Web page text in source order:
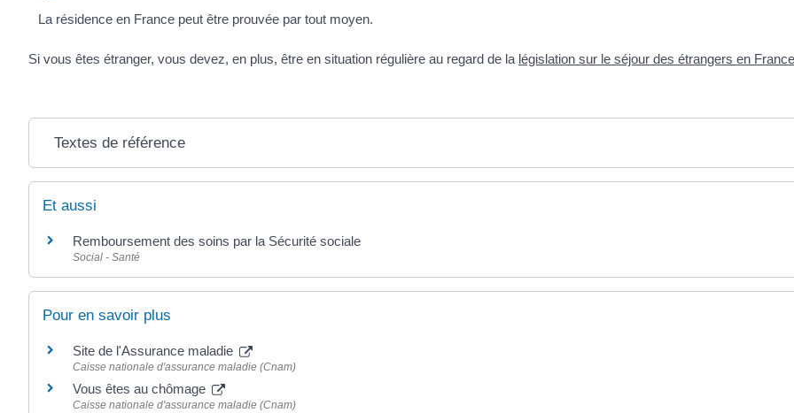
La résidence en France peut être prouvée par tout moyen.
Si vous êtes étranger, vous devez, en plus, être en situation régulière au regard de la législation sur le séjour des étrangers en France
Textes de référence
Et aussi
Remboursement des soins par la Sécurité sociale
Social - Santé
Pour en savoir plus
Site de l'Assurance maladie
Caisse nationale d'assurance maladie (Cnam)
Vous êtes au chômage
Caisse nationale d'assurance maladie (Cnam)